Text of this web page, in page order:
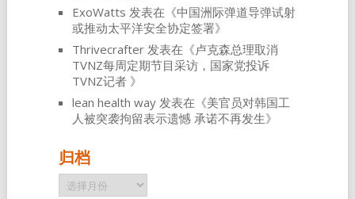
ExoWatts 发表在《中国洲际弹道导弹试射
或推动太平洋安全协定签署》
Thrivecrafter发表在《卢克森总理取消
TVNZ每周定期节目采访，国家党投诉
TVNZ记者 》
lean health way发表在《美官员对韩国工
人被突袭拘留表示遗憾 承诺不再发生》
归档
归